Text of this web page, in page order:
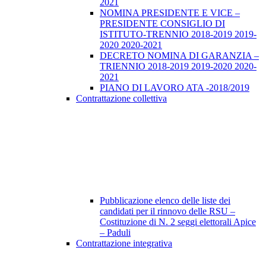
2021
NOMINA PRESIDENTE E VICE –
PRESIDENTE CONSIGLIO DI
ISTITUTO-TRENNIO 2018-2019 2019-
2020 2020-2021
DECRETO NOMINA DI GARANZIA –
TRIENNIO 2018-2019 2019-2020 2020-
2021
PIANO DI LAVORO ATA -2018/2019
Contrattazione collettiva
Pubblicazione elenco delle liste dei
candidati per il rinnovo delle RSU –
Costituzione di N. 2 seggi elettorali Apice
– Paduli
Contrattazione integrativa